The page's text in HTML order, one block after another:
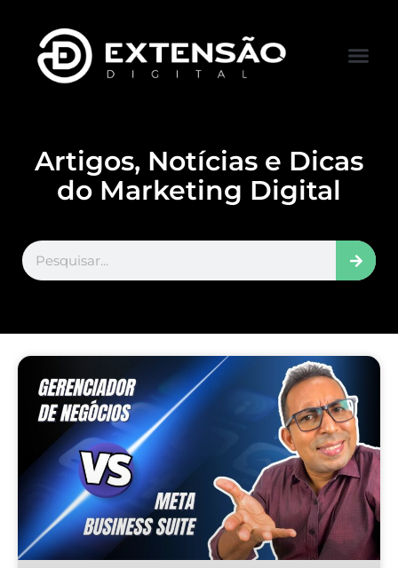
Artigos, Notícias e Dicas
do Marketing Digital